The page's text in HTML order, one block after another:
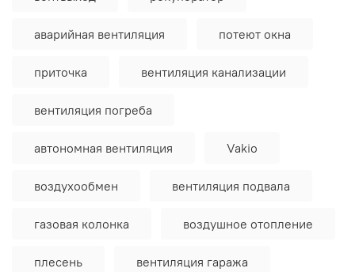
аварийная вентиляция потеют окна
приточка вентиляция канализации
вентиляция погреба
автономная вентиляция Vakio
воздухообмен вентиляция подвала
газовая колонка воздушное отопление
плесень вентиляция гаража